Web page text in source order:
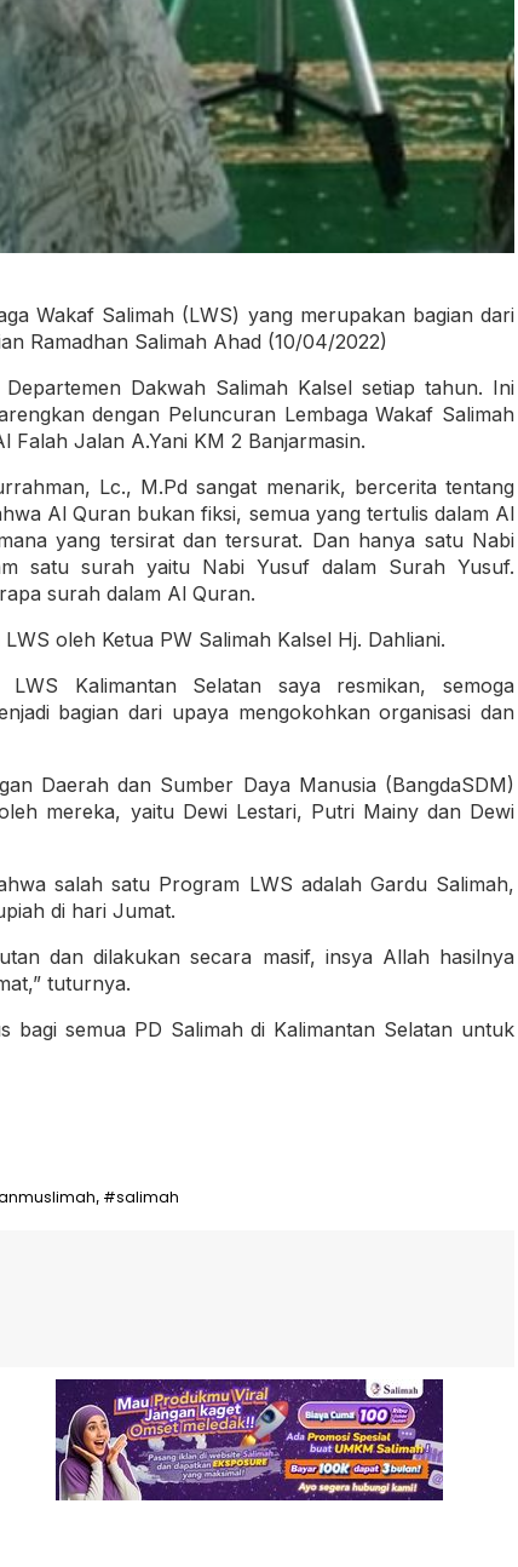
Wakaf Salimah (LWS) yang merupakan bagian dari
Ramadhan Salimah Ahad (10/04/2022)
Dakwah Salimah Kalsel setiap tahun. Ini
dengan Peluncuran Lembaga Wakaf Salimah
Falah Jalan A.Yani KM 2 Banjarmasin.
Lc., M.Pd sangat menarik, bercerita tentang
Al Quran bukan fiksi, semua yang tertulis dalam Al
yang tersirat dan tersurat. Dan hanya satu Nabi
satu surah yaitu Nabi Yusuf dalam Surah Yusuf.
surah dalam Al Quran.
oleh Ketua PW Salimah Kalsel Hj. Dahliani.
LWS Kalimantan Selatan saya resmikan, semoga
bagian dari upaya mengokohkan organisasi dan
Daerah dan Sumber Daya Manusia (BangdaSDM)
mereka, yaitu Dewi Lestari, Putri Mainy dan Dewi
salah satu Program LWS adalah Gardu Salimah,
di hari Jumat.
dan dilakukan secara masif, insya Allah hasilnya
tuturnya.
bagi semua PD Salimah di Kalimantan Selatan untuk
, #salimah